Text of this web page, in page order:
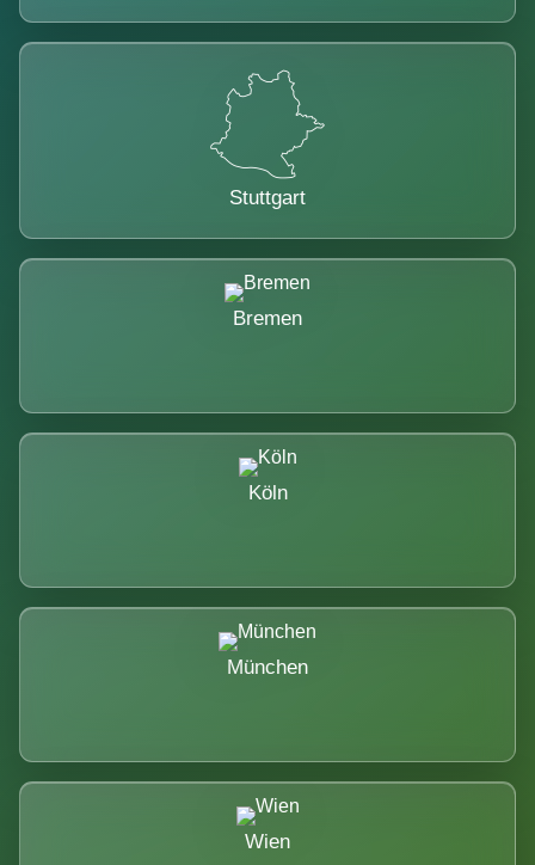
Stuttgart
Bremen
Köln
München
Wien